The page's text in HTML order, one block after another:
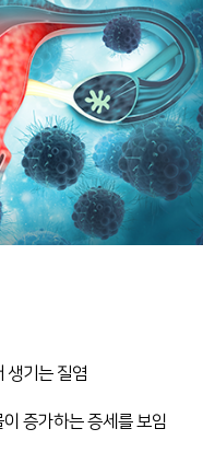
생기는 질염
증가하는 증세를 보임